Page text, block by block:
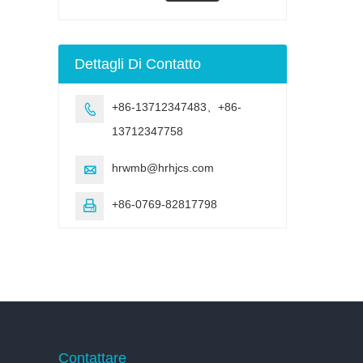
della lampada UV
invecchiamento UV
Dettagli Di Contatto

+86-13712347483、+86-
13712347758
 hrwmb@hrhjcs.com
 +86-0769-82817798
Contattare